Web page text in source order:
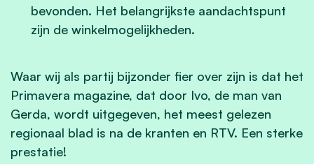
bevonden. Het belangrijkste aandachtspunt
zijn de winkelmogelijkheden.
Waar wij als partij bijzonder fier over zijn is dat het
Primavera magazine, dat door Ivo, de man van
Gerda, wordt uitgegeven, het meest gelezen
regionaal blad is na de kranten en RTV. Een sterke
prestatie!